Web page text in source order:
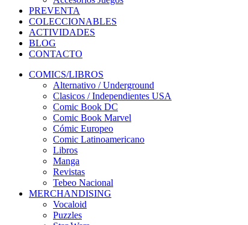
PREVENTA
COLECCIONABLES
ACTIVIDADES
BLOG
CONTACTO
COMICS/LIBROS
Alternativo / Underground
Clasicos / Independientes USA
Comic Book DC
Comic Book Marvel
Cómic Europeo
Comic Latinoamericano
Libros
Manga
Revistas
Tebeo Nacional
MERCHANDISING
Vocaloid
Puzzles